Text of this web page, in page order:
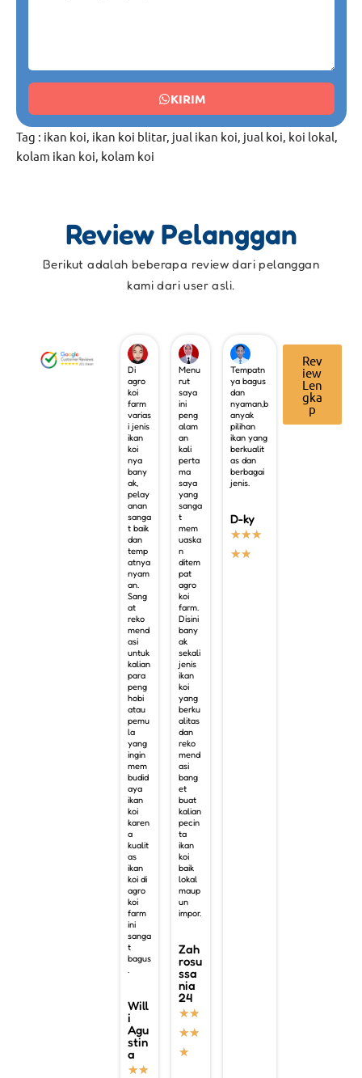
KIRIM
Tag : ikan koi, ikan koi blitar, jual ikan koi, jual koi, koi lokal,
kolam ikan koi, kolam koi
Review Pelanggan
Berikut adalah beberapa review dari pelanggan
kami dari user asli.
Di
agro
koi
farm
varias
i jenis
ikan
koi
nya
bany
ak,
pelay
anan
sanga
t baik
dan
temp
atnya
nyam
an.
Sang
at
reko
mend
asi
untuk
kalian
para
peng
hobi
atau
pemu
la
yang
ingin
mem
budid
aya
ikan
koi
karen
a
kualit
as
ikan
koi di
agro
koi
farm
ini
sanga
t
bagus
.
Will
i
Agu
stin
a
★★
Menu
rut
saya
ini
peng
alam
an
kali
perta
ma
saya
yang
sanga
t
mem
uaska
n
ditem
pat
agro
koi
farm.
Disini
bany
ak
sekali
jenis
ikan
koi
yang
berku
alitas
dan
reko
mend
asi
bang
et
buat
kalian
pecin
ta
ikan
koi
baik
lokal
maup
un
impor.
Zah
rosu
ssa
nia
24
★★
★★
★
Tempatn
ya bagus
dan
nyaman,b
anyak
pilihan
ikan yang
berkualit
as dan
berbagai
jenis.
D-ky
★★★
★★
Rev
iew
Len
gka
p